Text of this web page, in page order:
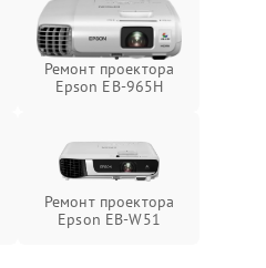
Ремонт проектора
Epson EB-965H
Ремонт проектора
Epson EB-W51